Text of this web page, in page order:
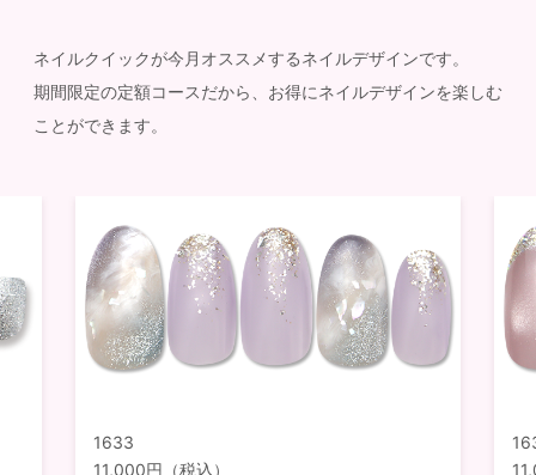
ネイルクイックが今月オススメするネイルデザインです。
期間限定の定額コースだから、お得にネイルデザインを楽しむ
ことができます。
1633
11,000円（税込）